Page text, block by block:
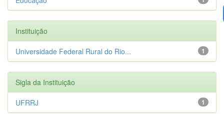
Instituição
1
Universidade Federal Rural do Rio...
Sigla da Instituição
1
UFRRJ